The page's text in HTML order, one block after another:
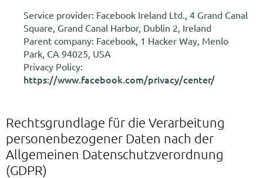
Service provider: Facebook Ireland Ltd., 4 Grand Canal
Square, Grand Canal Harbor, Dublin 2, Ireland
Parent company: Facebook, 1 Hacker Way, Menlo
Park, CA 94025, USA
Privacy Policy:
https://www.facebook.com/privacy/center/
Rechtsgrundlage für die Verarbeitung
personenbezogener Daten nach der
Allgemeinen Datenschutzverordnung
(GDPR)